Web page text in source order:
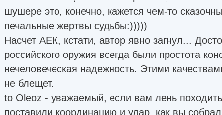
шушере это, конечно, кажется чем-то
печальные жертвы судьбы:)))))
Насчет АЕК, кстати, автор явно загнул...
российского оружия всегда были простота
нечеловеческая надежность. Этими
не блещет.
to Oleoz - уважаемый, если вам лень
поставили координацию и удар, как вы